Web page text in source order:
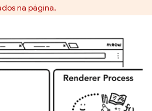
na página.